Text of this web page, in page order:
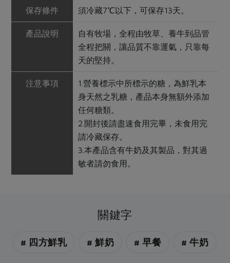
保存條件 須冷藏7℃以下，可保存13天。
產品說明
自有牧場，全程由牧草、養牛到品管
全程把關，讓品質不靠運氣，只靠每
天的堅持。
注意事項
1.營養標示中所標示的糖，為鮮乳本
身天然之乳糖，產品本身無額外添加
任何糖類。
2.開封後請盡速食用完畢，未食用完
請冷藏保存。
3.本產品含有牛奶及其製品，對其過
敏者請勿食用。
關鍵字
# 四方鮮乳 # 鮮奶 # 早餐 # 牛奶